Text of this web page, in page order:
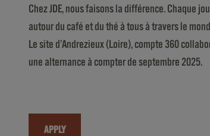
Chez JDE, nous faisons la différence. Chaque
autour du café et du thé à tous à travers le
Le site d’Andrezieux (Loire), compte 360
une alternance à compter de septembre 2025.
APPLY